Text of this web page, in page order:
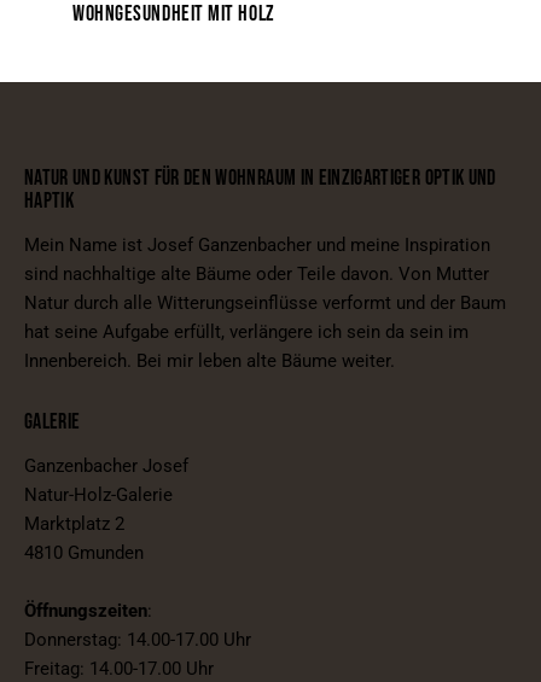
WOHNGESUNDHEIT MIT HOLZ
NATUR UND KUNST FÜR DEN WOHNRAUM IN EINZIGARTIGER OPTIK UND
HAPTIK
Mein Name ist Josef Ganzenbacher und meine Inspiration
sind nachhaltige alte Bäume oder Teile davon. Von Mutter
Natur durch alle Witterungseinflüsse verformt und der Baum
hat seine Aufgabe erfüllt, verlängere ich sein da sein im
Innenbereich. Bei mir leben alte Bäume weiter.
GALERIE
Ganzenbacher Josef
Natur-Holz-Galerie
Marktplatz 2
4810 Gmunden
Öffnungszeiten:
Donnerstag: 14.00-17.00 Uhr
Freitag: 14.00-17.00 Uhr